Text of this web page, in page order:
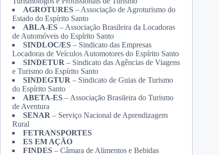
AGROTURES – Associação de Agroturismo do
Estado do Espírito Santo
ABLA-ES – Associação Brasileira da Locadoras
de Automóveis do Espírito Santo
SINDLOC/ES – Sindicato das Empresas
Locadoras de Veículos Automotores do Espírito Santo
SINDETUR – Sindicato das Agências de Viagens
e Turismo do Espírito Santo
SINDEGTUR – Sindicato de Guias de Turismo
do Espírito Santo
ABETA-ES – Associação Brasileira do Turismo
de Aventura
SENAR – Serviço Nacional de Aprendizagem
Rural
FETRANSPORTES
ES EM AÇÃO
FINDES – Câmara de Alimentos e Bebidas